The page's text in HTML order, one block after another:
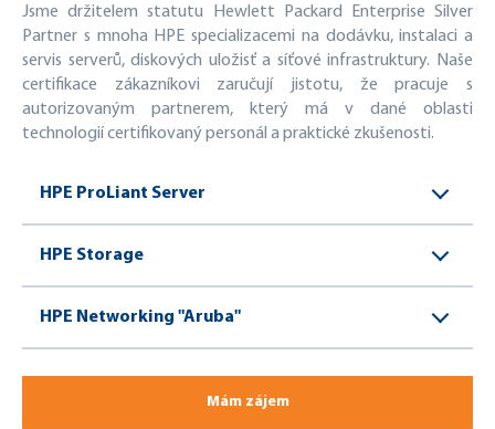
Jsme držitelem statutu Hewlett Packard Enterprise Silver
Partner s mnoha HPE specializacemi na dodávku, instalaci a
servis serverů, diskových uložisť a síťové infrastruktury. Naše
certifikace zákazníkovi zaručují jistotu, že pracuje s
autorizovaným partnerem, který má v dané oblasti
technologií certifikovaný personál a praktické zkušenosti.
HPE ProLiant Server
HPE Storage
HPE Networking "Aruba"
Mám zájem